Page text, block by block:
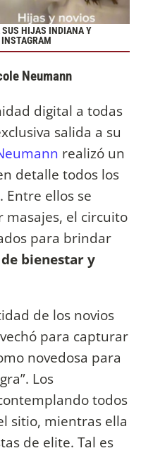
SUS HIJAS INDIANA Y
Neumann
digital a todas
salida a su
realizó un
detalle todos los
Entre ellos se
masajes, el circuito
para brindar
bienestar y
de los novios
para capturar
novedosa para
Los
todos
sitio, mientras ella
de elite. Tal es